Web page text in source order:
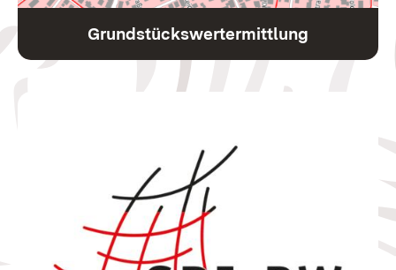
Grundstückswertermittlung